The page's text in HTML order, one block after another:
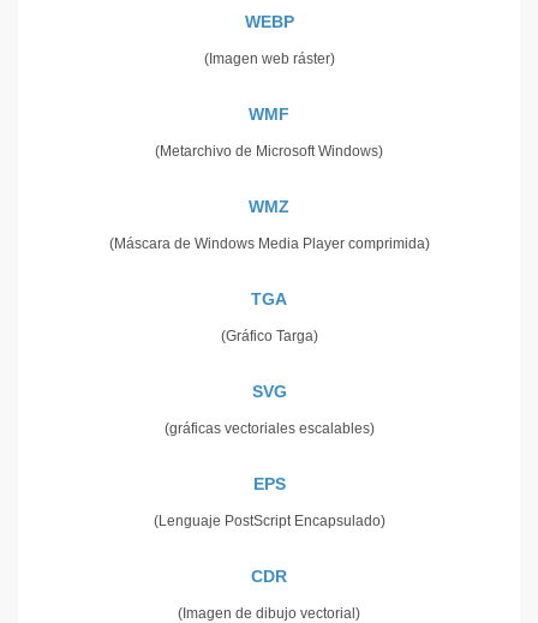
WEBP
(Imagen web ráster)
WMF
(Metarchivo de Microsoft Windows)
WMZ
(Máscara de Windows Media Player comprimida)
TGA
(Gráfico Targa)
SVG
(gráficas vectoriales escalables)
EPS
(Lenguaje PostScript Encapsulado)
CDR
(Imagen de dibujo vectorial)